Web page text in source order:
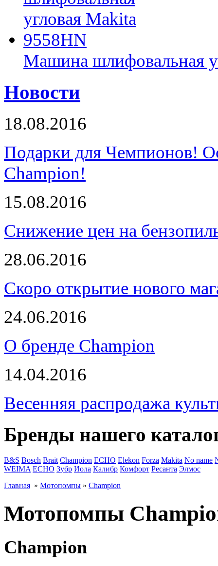
Машина шлифовальная
Новости
18.08.2016
Подарки для Чемпионов!
Champion!
15.08.2016
Снижение цен на
28.06.2016
Скоро открытие нового
24.06.2016
О бренде Champion
14.04.2016
Весенняя распродажа
Бренды нашего
B&S Bosch Brait Champion ECHO Elekon Forza Makita No name
WEIMA ЕСНО Зубр Иола Калибр Комфорт Ресанта Элмос
Главная » Мотопомпы » Champion
Мотопомпы
Champion